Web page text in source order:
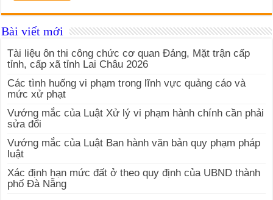
Bài viết mới
Tài liệu ôn thi công chức cơ quan Đảng, Mặt trận cấp
tỉnh, cấp xã tỉnh Lai Châu 2026
Các tình huống vi phạm trong lĩnh vực quảng cáo và
mức xử phạt
Vướng mắc của Luật Xử lý vi phạm hành chính cần phải
sửa đổi
Vướng mắc của Luật Ban hành văn bản quy phạm pháp
luật
Xác định hạn mức đất ở theo quy định của UBND thành
phố Đà Nẵng